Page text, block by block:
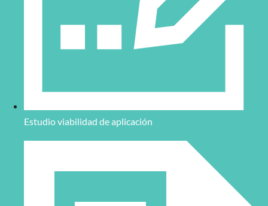
Estudio viabilidad de aplicación